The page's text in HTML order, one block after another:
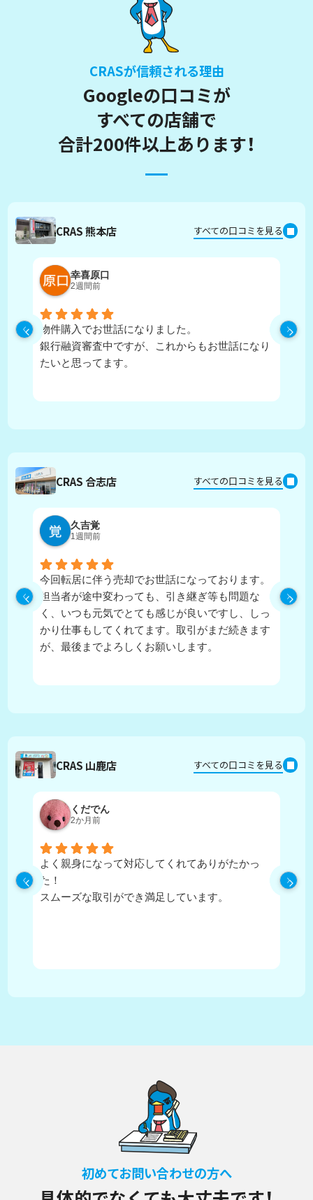
CRASが信頼される理由
Googleの口コミが
すべての店舗で
合計200件以上あります！
CRAS 熊本店 すべての口コミを見る
幸喜原口
2週間前
物件購入でお世話になりました。
銀行融資審査中ですが、これからもお世話になり
たいと思ってます。
CRAS 合志店 すべての口コミを見る
久吉覚
1週間前
今回転居に伴う売却でお世話になっております。
担当者が途中変わっても、引き継ぎ等も問題な
く、いつも元気でとても感じが良いですし、しっ
かり仕事もしてくれてます。取引がまだ続きます
が、最後までよろしくお願いします。
CRAS 山鹿店 すべての口コミを見る
くだでん
2か月前
よく親身になって対応してくれてありがたかっ
た！
スムーズな取引ができ満足しています。
初めてお問い合わせの方へ